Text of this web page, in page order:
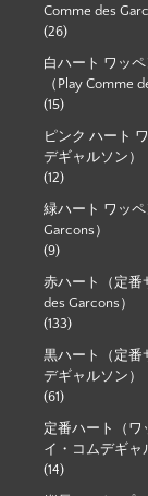
Comme des
(26)
白ハート ワッ
（Play Comme
(15)
ピンク ハート
デギャルソン）
(12)
緑ハート ワッ
Garcons）
(9)
赤ハート（定番
des Garcons）
(133)
黒ハート（定番
デギャルソン）
(61)
定番ハート（ワ
イ・コムデギャ
(14)